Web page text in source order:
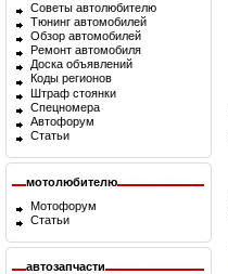
Советы автолюбителю
Тюнинг автомобилей
Обзор автомобилей
Ремонт автомобиля
Доска объявлений
Коды регионов
Штраф стоянки
Спецномера
Автофорум
Статьи
мотолюбителю
Мотофорум
Статьи
автозапчасти